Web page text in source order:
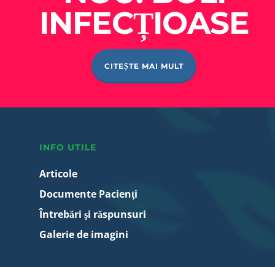
INFECȚIOASE
CITEȘTE MAI MULT
INFO UTILE
Articole
Documente Pacienţi
Întrebări şi răspunsuri
Galerie de imagini